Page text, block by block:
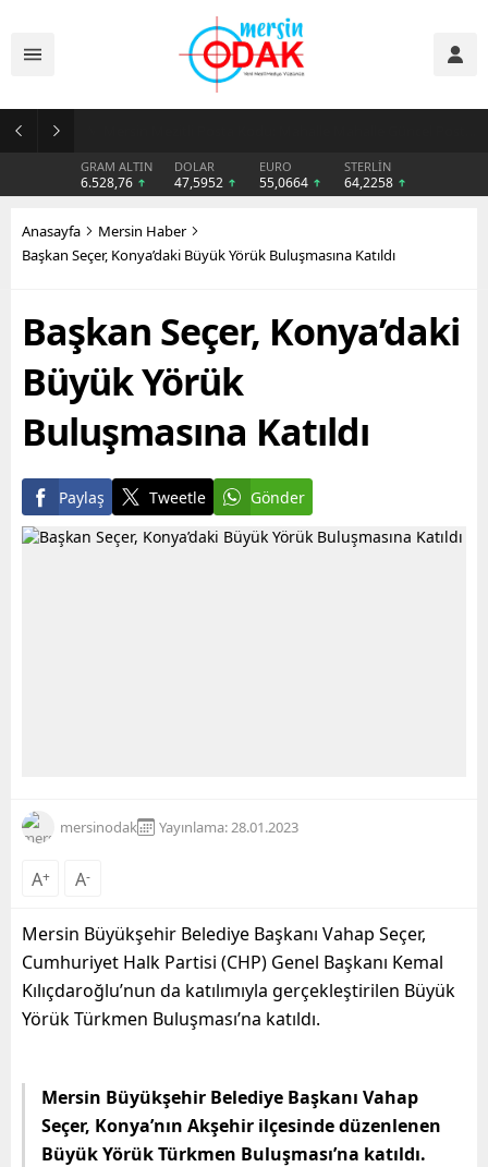
GRAM ALTIN
6.528,76
DOLAR
47,5952
EURO
55,0664
STERLİN
64,2258
Anasayfa
Mersin Haber
Başkan Seçer, Konya’daki Büyük Yörük Buluşmasına Katıldı
Başkan Seçer, Konya’daki
Büyük Yörük
Buluşmasına Katıldı
Paylaş Tweetle Gönder
mersinodak Yayınlama: 28.01.2023
A+ A-
Mersin Büyükşehir Belediye Başkanı Vahap Seçer,
Cumhuriyet Halk Partisi (CHP) Genel Başkanı Kemal
Kılıçdaroğlu’nun da katılımıyla gerçekleştirilen Büyük
Yörük Türkmen Buluşması’na katıldı.
Mersin Büyükşehir Belediye Başkanı Vahap
Seçer, Konya’nın Akşehir ilçesinde düzenlenen
Büyük Yörük Türkmen Buluşması’na katıldı.